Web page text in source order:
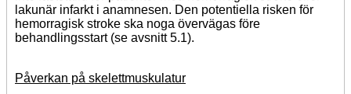
lakunär infarkt i anamnesen. Den potentiella risken för
hemorragisk stroke ska noga övervägas före
behandlingsstart (se avsnitt 5.1).
Påverkan på skelettmuskulatur